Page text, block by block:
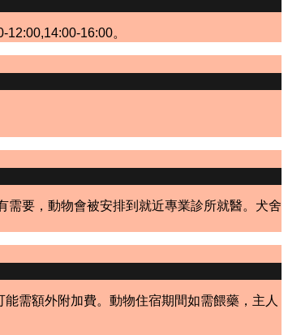
16:00。
要，動物會被安排到就近專業診所就醫。犬舍
需額外附加費。動物住宿期間如需餵藥，主人